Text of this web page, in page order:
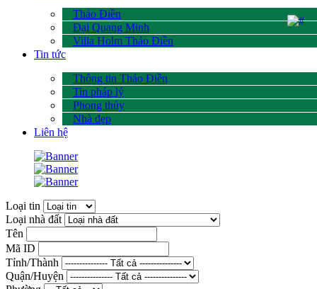
Thảo Điền
Đại Quang Minh
Villa Holm Thảo Điền
Tin tức
Thông tin Thảo Điền
Tin pháp lý
Phong thủy
Nhà đẹp
Liên hệ
Loại tin
Loại nhà đất
Tên
Mã ID
Tỉnh/Thành
Quận/Huyện